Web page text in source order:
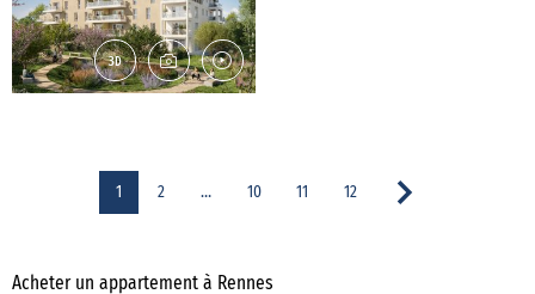
1 2 … 10 11 12
Acheter un appartement à Rennes